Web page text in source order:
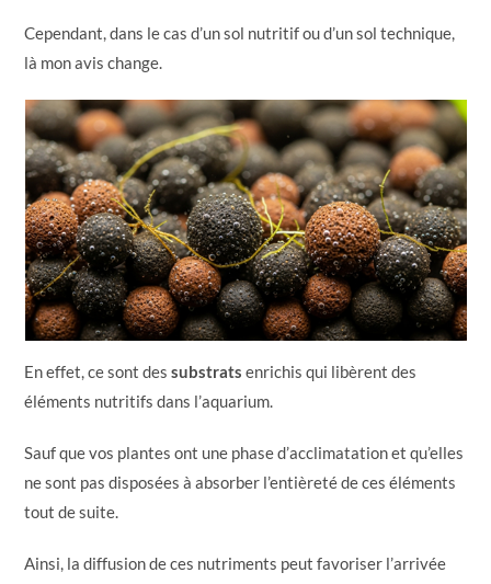
Cependant, dans le cas d’un sol nutritif ou d’un sol technique,
là mon avis change.
En effet, ce sont dessubstrats enrichis qui libèrent des
éléments nutritifs dans l’aquarium.
Sauf que vos plantes ont une phase d’acclimatation et qu’elles
ne sont pas disposées à absorber l’entièreté de ces éléments
tout de suite.
Ainsi, la diffusion de ces nutriments peut favoriser l’arrivée